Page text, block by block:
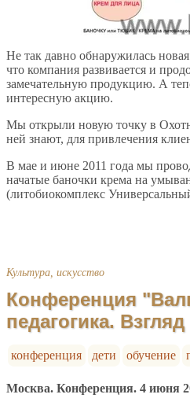
Не так давно обнаружилась
что компания развивается и
замечательную продукцию. А
интересную акцию.
Мы открыли новую точку в
ней знают, для привлечения
В мае и июне 2011 года мы
начатые баночки крема на
(литобиокомплекс
Культура, искусство
Конференция
педагогика.
конференция дети обучение
Москва. Конференция. 4 июня